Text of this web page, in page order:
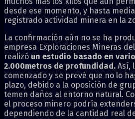
desde ese momento, y hasta
registrado actividad minera en la
La confirmación aún no se ha
empresa Exploraciones Mineras
realizó un estudio basado en
2.000metros de profundidad. Así,
comenzado y se prevé que no lo
plazo, debido a la oposición de
temen daños al entorno natural.
el proceso minero podría
dependiendo de la cantidad real